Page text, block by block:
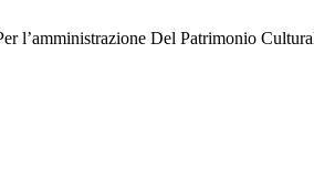
l’amministrazione Del Patrimonio